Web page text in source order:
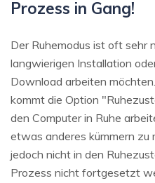
Prozess in Gang!
Der Ruhemodus ist oft sehr
langwierigen Installation
Download arbeiten
kommt die Option
den Computer in Ruhe
etwas anderes kümmern zu
jedoch nicht in den
Prozess nicht fortgesetzt